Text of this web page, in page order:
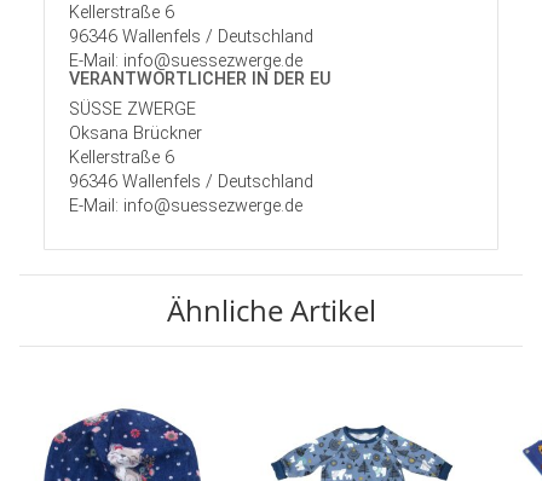
Kellerstraße 6
96346 Wallenfels / Deutschland
E-Mail: info@suessezwerge.de
VERANTWORT­LICHER IN DER EU
SÜSSE ZWERGE
Oksana Brückner
Kellerstraße 6
96346 Wallenfels / Deutschland
E-Mail: info@suessezwerge.de
Ähnliche Artikel